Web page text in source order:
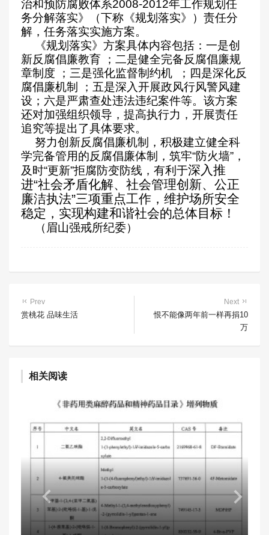
治和预防腐败体系2008-2012年工作规划任
务分解落实》（下称《规划落实》）责任分
解，任务落实实施方案。
《规划落实》方案具体内容包括：一是创
新反腐倡廉教育 ；二是健全完备反腐倡廉规
章制度 ；三是强化监督制约机 ；四是深化反
腐倡廉机制 ；五是深入开展政风行风警风建
设；六是严肃查处违法违纪案件等。该方案
还对加强组织领导，提高执行力，开展责任
追究等提出了具体要求。
努力创新反腐倡廉机制，积极建立健全科
学完备管用的反腐倡廉体制，筑牢“防火墙”，
及时“更新”拒腐防变防线，有利于深入推
进“社会矛盾化解、社会管理创新、公正
廉洁执法”三项重点工作，维护场所安全
稳定，实现构建和谐社会的总体目标！
（眉山强戒所纪委）
Prev
赏桃花 品味生活
Next
恨不能像两年前一样再捐10
万
相关阅读